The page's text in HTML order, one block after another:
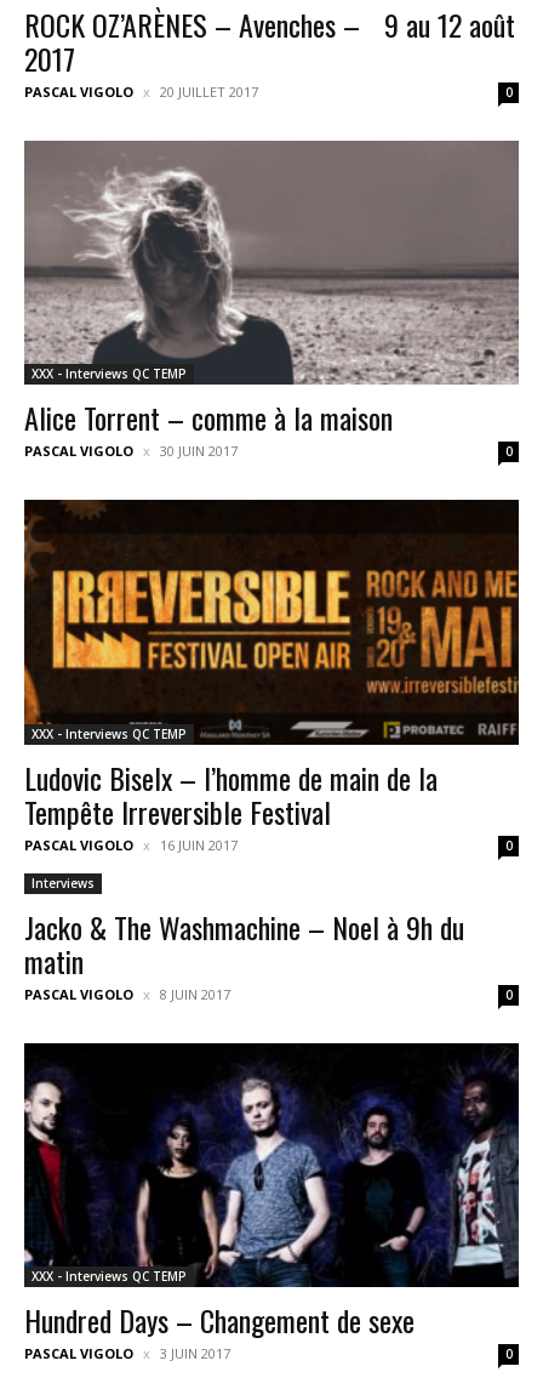
ROCK OZ’ARÈNES – Avenches – 9 au 12 août
2017
PASCAL VIGOLO 20 JUILLET 2017 0
XXX - Interviews QC TEMP
Alice Torrent – comme à la maison
PASCAL VIGOLO 30 JUIN 2017 0
XXX - Interviews QC TEMP
Ludovic Biselx – l’homme de main de la
Tempête Irreversible Festival
PASCAL VIGOLO 16 JUIN 2017 0
Interviews
Jacko & The Washmachine – Noel à 9h du
matin
PASCAL VIGOLO 8 JUIN 2017 0
XXX - Interviews QC TEMP
Hundred Days – Changement de sexe
PASCAL VIGOLO 3 JUIN 2017 0